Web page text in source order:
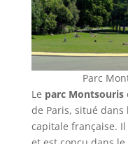
Parc
Le parc Montsouris
de Paris, situé dans
capitale française. Il